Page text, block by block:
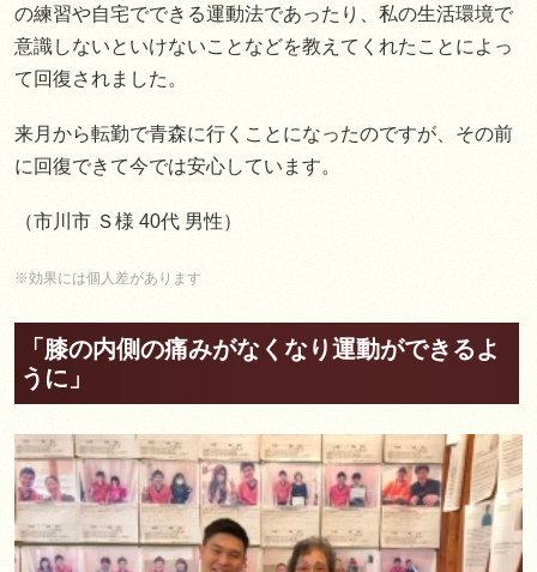
の練習や自宅でできる運動法であったり、私の生活環境で
意識しないといけないことなどを教えてくれたことによっ
て回復されました。
来月から転勤で青森に行くことになったのですが、その前
に回復できて今では安心しています。
（市川市 Ｓ様 40代 男性）
※効果には個人差があります
「膝の内側の痛みがなくなり運動ができるよ
うに」